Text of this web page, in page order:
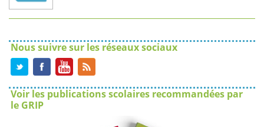
Nous suivre sur les réseaux sociaux
Voir les publications scolaires recommandées par
le GRIP